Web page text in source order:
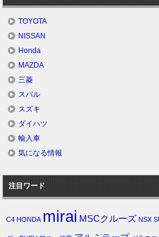
TOYOTA
NISSAN
Honda
MAZDA
三菱
スバル
スズキ
ダイハツ
輸入車
気になる情報
注目ワード
C4 HONDA mirai MSCクルーズ NSX